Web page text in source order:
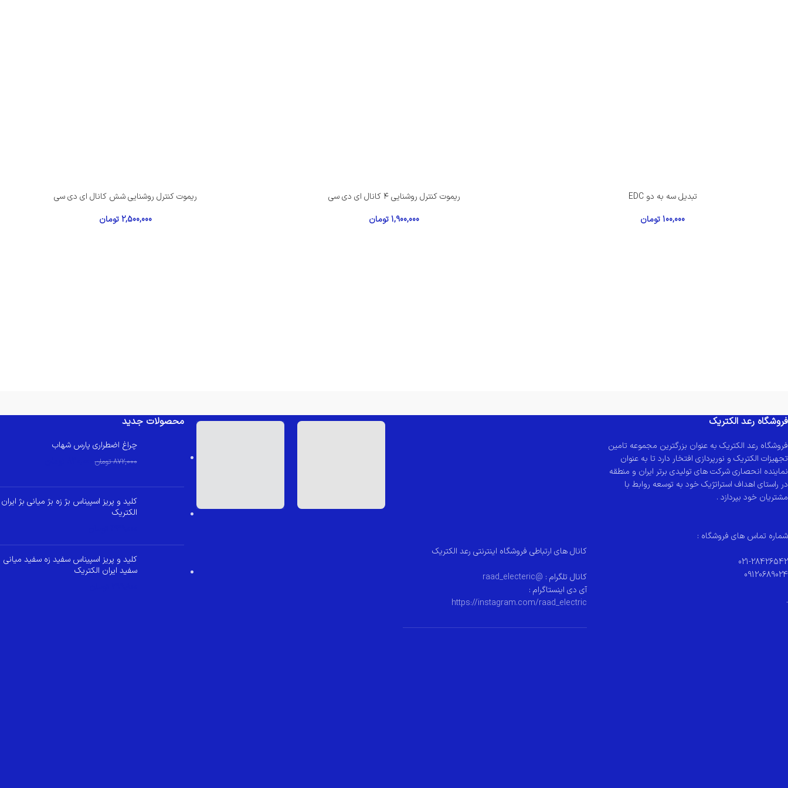
تبدیل سه به دو EDC
100,000تومان
ریموت کنترل روشنایی ۴ کانال ای دی سی
1,900,000تومان
ریموت کنترل روشنایی شش کانال ای دی سی
2,500,000تومان
فروشگاه رعد الکتریک
فروشگاه رعد الکتریک به عنوان بزرگترین مجموعه تامین
تجهیزات الکتریک و نورپردازی افتخار دارد تا به عنوان
نماینده انحصاری شرکت های تولیدی برتر ایران و منطقه
در راستای اهداف استراتژیک خود به توسعه روابط با
مشتریان خود بپردازد .
شماره تماس های فروشگاه :
021-28426542
09120689024
.
کانال های ارتباطی فروشگاه اینترنتی رعد الکتریک
کانال تلگرام : @raad_electeric
آی دی اینستاگرام :
https://instagram.com/raad_electric
محصولات جدید
چراغ اضطراری پارس شهاب
872,000 تومان
کلید و پریز اسپیناس بژ زه بژ میانی بژ ایران
الکتریک
کلید و پریز اسپیناس سفید زه سفید میانی
سفید ایران الکتریک